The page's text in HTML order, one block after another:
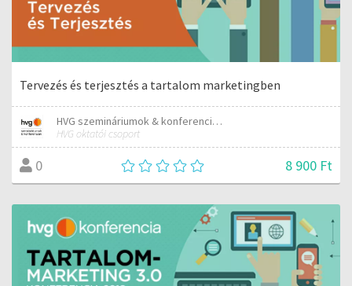
Tervezés és terjesztés a tartalom marketingben
HVG szemináriumok & konferenciák
HVG oktatói csoport
0 8 900 Ft